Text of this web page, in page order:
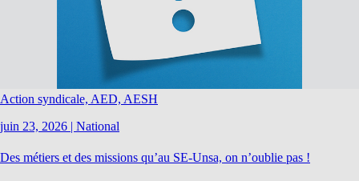
Action syndicale, AED, AESH
juin 23, 2026 | National
Des métiers et des missions qu’au SE-Unsa, on n’oublie pas !